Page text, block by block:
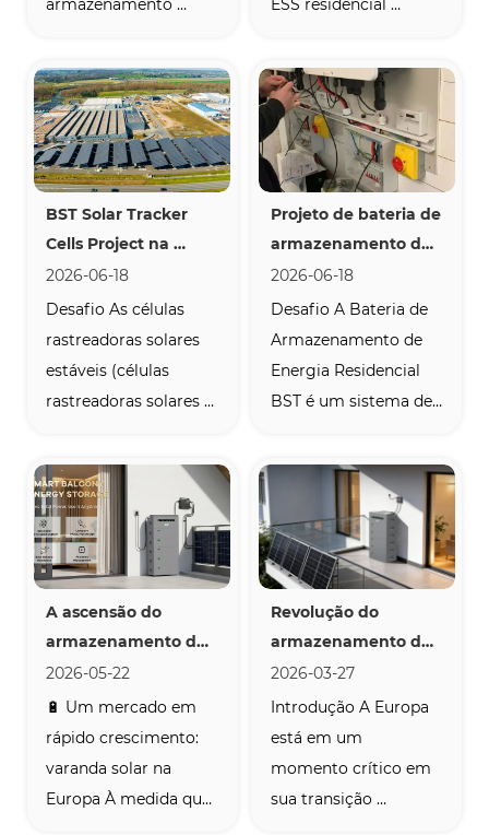
Descubra nossas
soluções de ESS
residencial escaláveis,
BMS
autodesenvolvidas e
baterias flexíveis OEM
/ ODM certificadas
para os mercados
europeu e norte-
americano.
apresentado na mais
inteligente E Europe
2026. Soluções OEM /
ODM premium.
BST Solar Tracker
Cells Project na
Holanda
2026-06-18
Desafio As células
rastreadoras solares
estáveis (células
rastreadoras solares
um papel importante
nos sistemas solares.
Eles são o
componente chave de
um sistema
rastreador solar,
garantindo que os
painéis solares
continuem a seguir...
Projeto de bateria de
armazenamento de
energia residencial
BST na Itália
2026-06-18
Desafio A Bateria de
Armazenamento de
Energia Residencial
BST é um sistema de
energia residencial
com uma saída de
eletricidade estável,
projetado para
resolver o problema
de estresse elétrico e
altos custos de
eletricidade da rede
e...
A ascensão do
armazenamento de
energia de varanda
na Europa: dos
produtos às
experiências
energéticas
2026-05-22
🔋 Um mercado em
rápido crescimento:
varanda solar na
Europa À medida que
Revolução do
armazenamento de
energia da varanda
da Europa:
atendendo à
crescente demanda
do continente por
2026-03-27
Introdução A Europa
está em um
momento crítico em
sua transição